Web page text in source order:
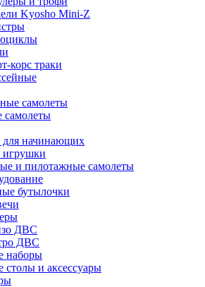
Kyosho Mini-Z
корс траки
самолеты
начинающих
игрушки
и пилотажные самолеты
бутылочки
ДВС
ДВС
наборы
столы и аксессуары